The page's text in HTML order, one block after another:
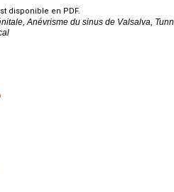
disponible en PDF.
Anévrisme du sinus de Valsalva,